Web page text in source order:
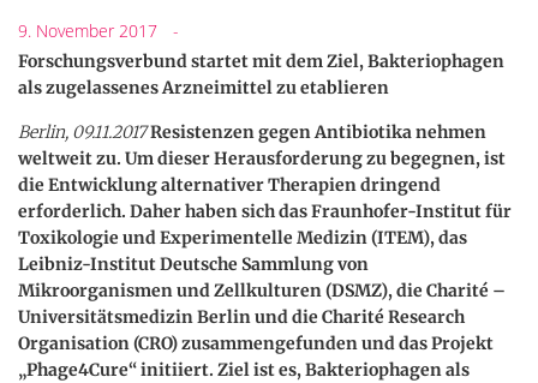
9. November 2017 -
Forschungsverbund startet mit dem Ziel, Bakteriophagen
als zugelassenes Arzneimittel zu etablieren
Berlin, 09.11.2017Resistenzen gegen Antibiotika nehmen
weltweit zu. Um dieser Herausforderung zu begegnen, ist
die Entwicklung alternativer Therapien dringend
erforderlich. Daher haben sich das Fraunhofer-Institut für
Toxikologie und Experimentelle Medizin (ITEM), das
Leibniz-Institut Deutsche Sammlung von
Mikroorganismen und Zellkulturen (DSMZ), die Charité –
Universitätsmedizin Berlin und die Charité Research
Organisation (CRO) zusammengefunden und das Projekt
„Phage4Cure“ initiiert. Ziel ist es, Bakteriophagen als